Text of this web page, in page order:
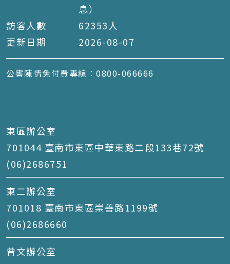
息）
訪客人數
62353 人
更新日期
2026-08-07
公害陳情免付費專線：0800-066666
東區辦公室
701044 臺南市東區中華東路二段133巷72號
(06)2686751
東二辦公室
701018 臺南市東區崇善路1199號
(06)2686660
曾文辦公室